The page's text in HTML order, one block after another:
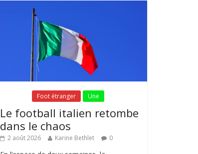
Foot étranger Une
Le football italien retombe
dans le chaos
2 août 2026 Karine Bethlet 0